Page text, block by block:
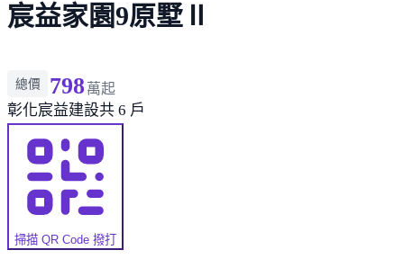
宸益家園9原墅Ⅱ
總價 798 萬起
彰化宸益建設共 6 戶
掃描 QR Code 撥打